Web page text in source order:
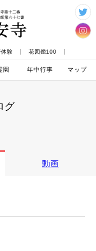
体験 花図鑑100
園 年中行事 マップ
グ
動画